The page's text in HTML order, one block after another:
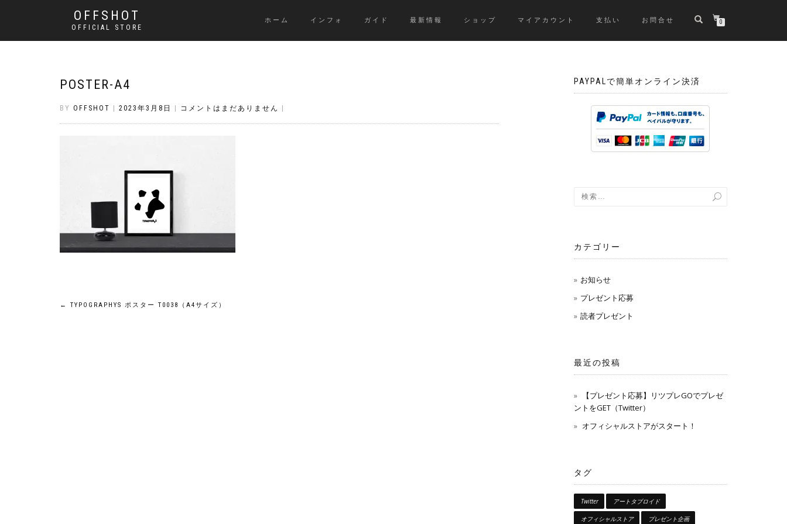
OFFSHOT
OFFICIAL STORE
ホーム インフォ ガイド 最新情報 ショップ マイアカウント 支払い お問合せ 0
POSTER-A4
BY OFFSHOT 2023年3月8日 コメントはまだありません
投
← TYPOGRAPHYS ポスター T0038（A4サイズ）
PAYPALで簡単オンライン決済
カテゴリー
お知らせ
プレゼント応募
読者プレゼント
最近の投稿
【プレゼント応募】リツプレGOでプレゼ
ントをGET（Twitter）
オフィシャルストアがスタート！
タグ
Twitter アートタブロイド
オフィシャルストア プレゼント企画